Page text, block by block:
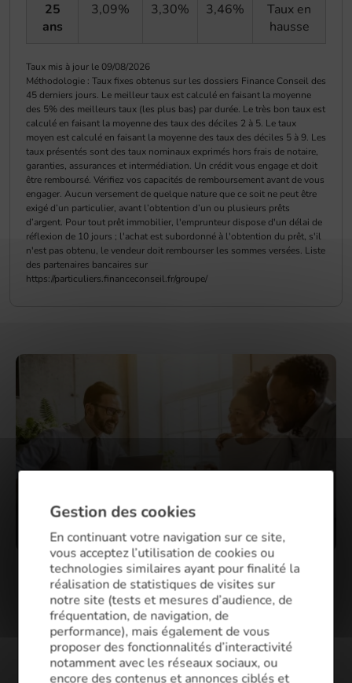
25
ans
3,09% 3,30% 3,46%
Taux en
hausse
Taux mis à jour le 09/08/2026
Méthodologie
Assurance emprunteur à Limoges
L’assurance de prêt immobilier joue un rôle
essentiel dans votre financement pour
l’acquisition d’un bien à Limoges. Nos
courtiers se consacrent à la recherche de
Gestion des cookies
En continuant votre navigation sur ce site,
vous acceptez l’utilisation de cookies ou
technologies similaires ayant pour finalité la
réalisation de statistiques de visites sur
notre site (tests et mesures d’audience, de
fréquentation, de navigation, de
performance), mais également de vous
proposer des fonctionnalités d’interactivité
notamment avec les réseaux sociaux, ou
encore des contenus et annonces ciblés et